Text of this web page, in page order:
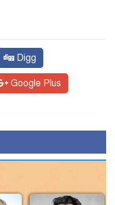
Digg
Google Plus